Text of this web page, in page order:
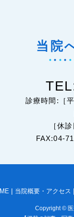
当院
診療時間:［
［休
FAX:04-
当院概要・アクセス
Copyright ©